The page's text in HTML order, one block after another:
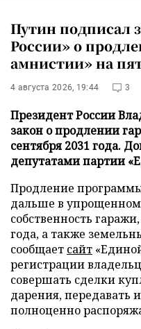
Путин подписал
России» о
амнистии» на
4 августа 2026, 19:44 3
Президент России
закон о продлении
сентября 2031 года.
депутатами партии
Продление
дальше в
собственность
года, а также
сообщает сайт
регистрации
совершать сделки
дарения, передавать
полноценно